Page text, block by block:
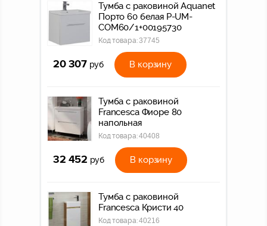
Тумба с раковиной Aquanet
Порто 60 белая P-UM-
COM60/1+00195730
Код товара:37745
20 307 руб В корзину
Тумба с раковиной
Francesca Фиоре 80
напольная
Код товара:40408
32 452 руб В корзину
Тумба с раковиной
Francesca Кристи 40
Код товара:40216